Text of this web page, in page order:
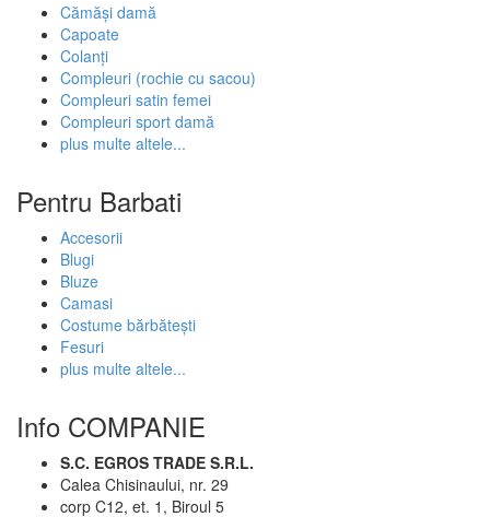
Cămăși damă
Capoate
Colanți
Compleuri (rochie cu sacou)
Compleuri satin femei
Compleuri sport damă
plus multe altele...
Pentru Barbati
Accesorii
Blugi
Bluze
Camasi
Costume bărbătești
Fesuri
plus multe altele...
Info COMPANIE
S.C. EGROS TRADE S.R.L.
Calea Chisinaului, nr. 29
corp C12, et. 1, Biroul 5